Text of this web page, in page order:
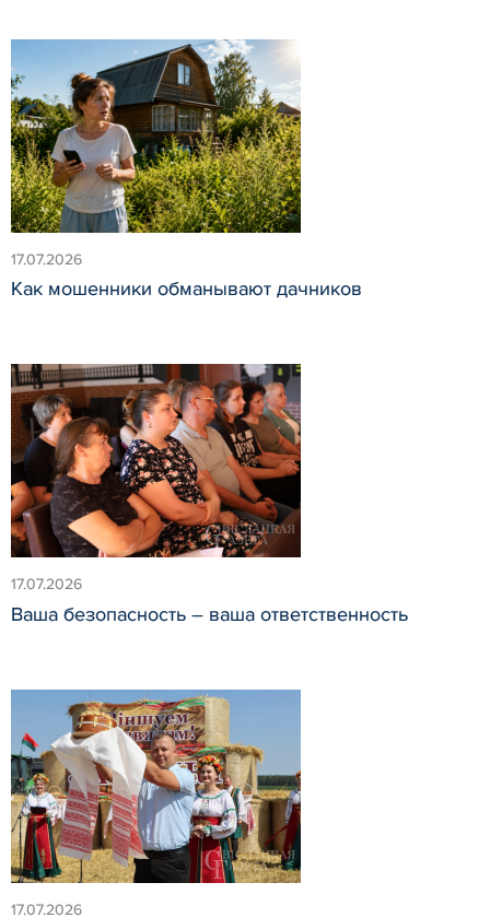
17.07.2026
Как мошенники обманывают дачников
17.07.2026
Ваша безопасность – ваша ответственность
17.07.2026